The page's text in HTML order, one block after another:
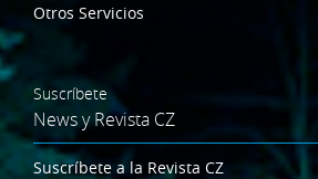
Otros Servicios
Suscríbete
News y Revista CZ
Suscríbete a la Revista CZ